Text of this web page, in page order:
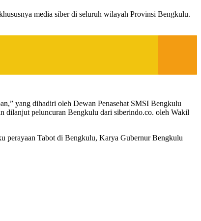
media siber di seluruh wilayah Provinsi Bengkulu.
yang dihadiri oleh Dewan Penasehat SMSI Bengkulu
dilanjut peluncuran Bengkulu dari siberindo.co. oleh Wakil
perayaan Tabot di Bengkulu, Karya Gubernur Bengkulu